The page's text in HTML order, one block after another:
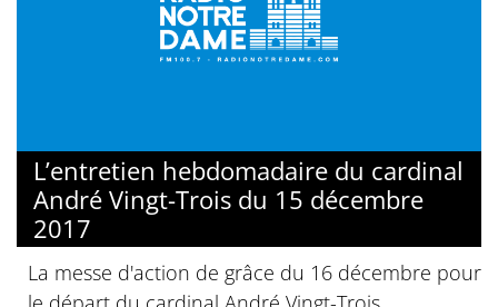
L’entretien hebdomadaire du cardinal
André Vingt-Trois du 15 décembre
2017
La messe d'action de grâce du 16 décembre pour